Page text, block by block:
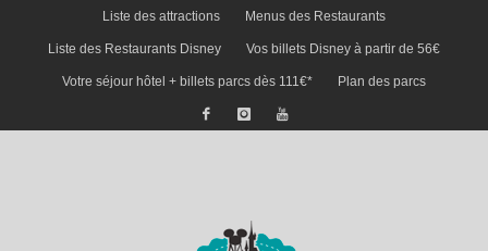
Liste des attractions Menus des Restaurants
Liste des Restaurants Disney Vos billets Disney à partir de 56€
Votre séjour hôtel + billets parcs dès 111€* Plan des parcs